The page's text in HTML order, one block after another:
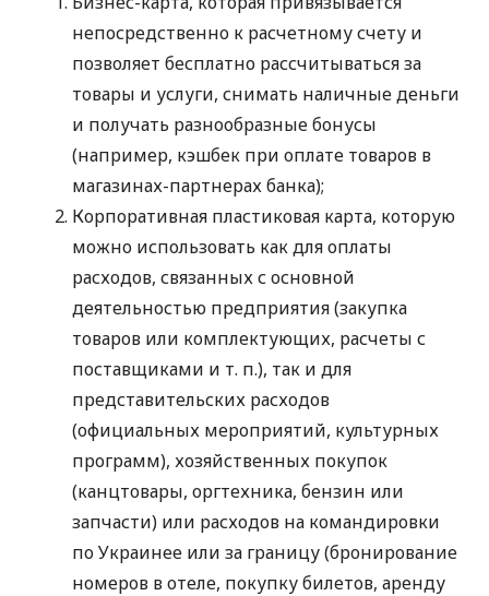
непосредственно к расчетному счету и
позволяет бесплатно рассчитываться за
товары и услуги, снимать наличные деньги
и получать разнообразные бонусы
(например, кэшбек при оплате товаров в
магазинах-партнерах банка);
Корпоративная пластиковая карта, которую
можно использовать как для оплаты
расходов, связанных с основной
деятельностью предприятия (закупка
товаров или комплектующих, расчеты с
поставщиками и т. п.), так и для
представительских расходов
(официальных мероприятий, культурных
программ), хозяйственных покупок
(канцтовары, оргтехника, бензин или
запчасти) или расходов на командировки
по Украинее или за границу (бронирование
номеров в отеле, покупку билетов, аренду